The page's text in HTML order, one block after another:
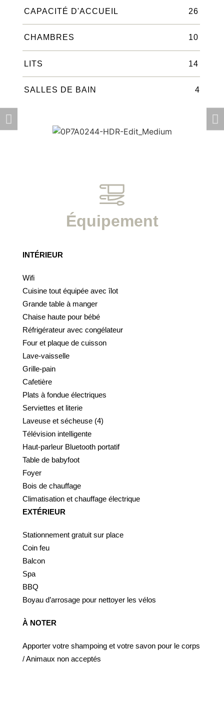
CAPACITÉ D'ACCUEIL 26
CHAMBRES 10
LITS 14
SALLES DE BAIN 4
Équipement
INTÉRIEUR
Wifi
Cuisine tout équipée avec îlot
Grande table à manger
Chaise haute pour bébé
Réfrigérateur avec congélateur
Four et plaque de cuisson
Lave-vaisselle
Grille-pain
Cafetière
Plats à fondue électriques
Serviettes et literie
Laveuse et sécheuse (4)
Télévision intelligente
Haut-parleur Bluetooth portatif
Table de babyfoot
Foyer
Bois de chauffage
Climatisation et chauffage électrique
EXTÉRIEUR
Stationnement gratuit sur place
Coin feu
Balcon
Spa
BBQ
Boyau d’arrosage pour nettoyer les vélos
À NOTER
Apporter votre shampoing et votre savon pour le corps
/ Animaux non acceptés